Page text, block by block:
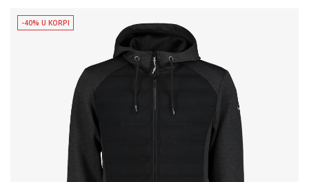
-40% U KORPI